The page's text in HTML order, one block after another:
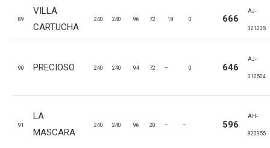
89
VILLA
CARTUCHA
240 240 96 72 18 0 666
AJ-
321235
90 PRECIOSO 240 240 94 72 – 0 646
AJ-
312504
91
LA
MASCARA
240 240 96 20 – – 596
AH-
820955